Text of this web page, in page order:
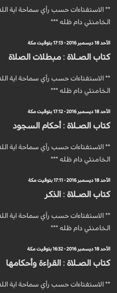
** الاستفتاءات حسب رأي سماحة اية
الخامنئي دام ظله ***
الأحد 18 ديسمبر 2016 - 17:13 بتوقيت مكة
كتاب الصـلاة : مبطلات الصلاة
** الاستفتاءات حسب رأي سماحة اية
الخامنئي دام ظله ***
الأحد 18 ديسمبر 2016 - 17:12 بتوقيت مكة
كتاب الصـلاة : أحكام السجود
** الاستفتاءات حسب رأي سماحة اية
الخامنئي دام ظله ***
الأحد 18 ديسمبر 2016 - 17:11 بتوقيت مكة
كتاب الصـلاة : الذكر
** الاستفتاءات حسب رأي سماحة اية
الخامنئي دام ظله ***
الأحد 18 ديسمبر 2016 - 16:32 بتوقيت مكة
كتاب الصـلاة : القراءة وأحكامها
** الاستفتاءات حسب رأي سماحة اية